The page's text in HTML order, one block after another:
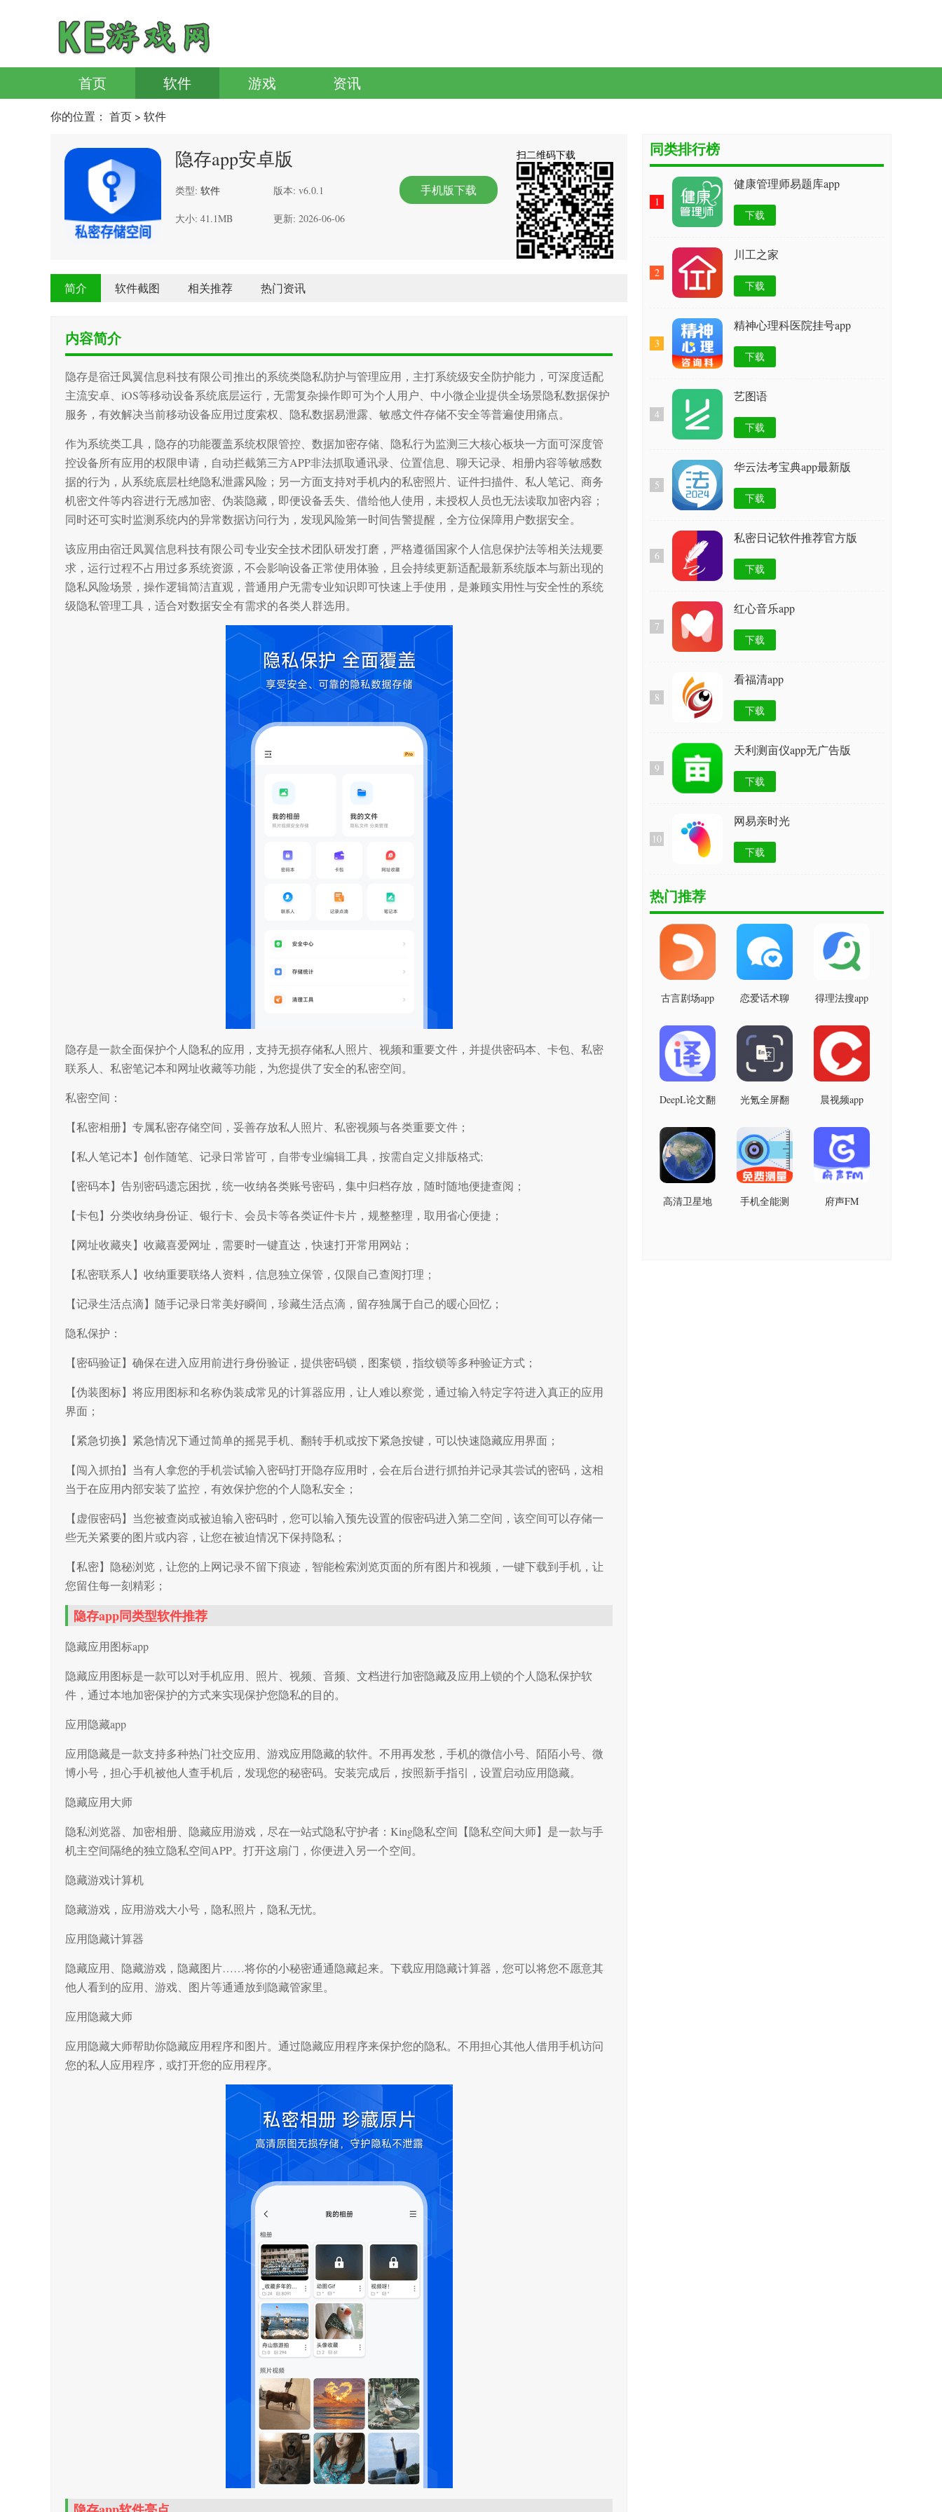
首页 软件 游戏 资讯
你的位置： 首页 > 软件
隐存app安卓版
类型: 软件 版本: v6.0.1
大小: 41.1MB 更新: 2026-06-06
手机版下载
扫二维码下载
简介 软件截图 相关推荐 热门资讯
内容简介
隐存是宿迁凤翼信息科技有限公司推出的系统类隐私防护与管理应用，主打系统级安全防护能力，可深度适配
主流安卓、iOS等移动设备系统底层运行，无需复杂操作即可为个人用户、中小微企业提供全场景隐私数据保护
服务，有效解决当前移动设备应用过度索权、隐私数据易泄露、敏感文件存储不安全等普遍使用痛点。
作为系统类工具，隐存的功能覆盖系统权限管控、数据加密存储、隐私行为监测三大核心板块一方面可深度管
控设备所有应用的权限申请，自动拦截第三方APP非法抓取通讯录、位置信息、聊天记录、相册内容等敏感数
据的行为，从系统底层杜绝隐私泄露风险；另一方面支持对手机内的私密照片、证件扫描件、私人笔记、商务
机密文件等内容进行无感加密、伪装隐藏，即便设备丢失、借给他人使用，未授权人员也无法读取加密内容；
同时还可实时监测系统内的异常数据访问行为，发现风险第一时间告警提醒，全方位保障用户数据安全。
该应用由宿迁凤翼信息科技有限公司专业安全技术团队研发打磨，严格遵循国家个人信息保护法等相关法规要
求，运行过程不占用过多系统资源，不会影响设备正常使用体验，且会持续更新适配最新系统版本与新出现的
隐私风险场景，操作逻辑简洁直观，普通用户无需专业知识即可快速上手使用，是兼顾实用性与安全性的系统
级隐私管理工具，适合对数据安全有需求的各类人群选用。
隐存是一款全面保护个人隐私的应用，支持无损存储私人照片、视频和重要文件，并提供密码本、卡包、私密
联系人、私密笔记本和网址收藏等功能，为您提供了安全的私密空间。
私密空间：
【私密相册】专属私密存储空间，妥善存放私人照片、私密视频与各类重要文件；
【私人笔记本】创作随笔、记录日常皆可，自带专业编辑工具，按需自定义排版格式;
【密码本】告别密码遗忘困扰，统一收纳各类账号密码，集中归档存放，随时随地便捷查阅；
【卡包】分类收纳身份证、银行卡、会员卡等各类证件卡片，规整整理，取用省心便捷；
【网址收藏夹】收藏喜爱网址，需要时一键直达，快速打开常用网站；
【私密联系人】收纳重要联络人资料，信息独立保管，仅限自己查阅打理；
【记录生活点滴】随手记录日常美好瞬间，珍藏生活点滴，留存独属于自己的暖心回忆；
隐私保护：
【密码验证】确保在进入应用前进行身份验证，提供密码锁，图案锁，指纹锁等多种验证方式；
【伪装图标】将应用图标和名称伪装成常见的计算器应用，让人难以察觉，通过输入特定字符进入真正的应用
界面；
【紧急切换】紧急情况下通过简单的摇晃手机、翻转手机或按下紧急按键，可以快速隐藏应用界面；
【闯入抓拍】当有人拿您的手机尝试输入密码打开隐存应用时，会在后台进行抓拍并记录其尝试的密码，这相
当于在应用内部安装了监控，有效保护您的个人隐私安全；
【虚假密码】当您被查岗或被迫输入密码时，您可以输入预先设置的假密码进入第二空间，该空间可以存储一
些无关紧要的图片或内容，让您在被迫情况下保持隐私；
【私密】隐秘浏览，让您的上网记录不留下痕迹，智能检索浏览页面的所有图片和视频，一键下载到手机，让
您留住每一刻精彩；
隐存app同类型软件推荐
隐藏应用图标app
隐藏应用图标是一款可以对手机应用、照片、视频、音频、文档进行加密隐藏及应用上锁的个人隐私保护软
件，通过本地加密保护的方式来实现保护您隐私的目的。
应用隐藏app
应用隐藏是一款支持多种热门社交应用、游戏应用隐藏的软件。不用再发愁，手机的微信小号、陌陌小号、微
博小号，担心手机被他人查手机后，发现您的秘密码。安装完成后，按照新手指引，设置启动应用隐藏。
隐藏应用大师
隐私浏览器、加密相册、隐藏应用游戏，尽在一站式隐私守护者：King隐私空间【隐私空间大师】是一款与手
机主空间隔绝的独立隐私空间APP。打开这扇门，你便进入另一个空间。
隐藏游戏计算机
隐藏游戏，应用游戏大小号，隐私照片，隐私无忧。
应用隐藏计算器
隐藏应用、隐藏游戏，隐藏图片……将你的小秘密通通隐藏起来。下载应用隐藏计算器，您可以将您不愿意其
他人看到的应用、游戏、图片等通通放到隐藏管家里。
应用隐藏大师
应用隐藏大师帮助你隐藏应用程序和图片。通过隐藏应用程序来保护您的隐私。不用担心其他人借用手机访问
您的私人应用程序，或打开您的应用程序。
同类排行榜
1
健康管理师易题库app
下载
2
川工之家
下载
3
精神心理科医院挂号app
下载
4
艺图语
下载
5
华云法考宝典app最新版
下载
6
私密日记软件推荐官方版
下载
7
红心音乐app
下载
8
看福清app
下载
9
天利测亩仪app无广告版
下载
10
网易亲时光
下载
热门推荐
古言剧场app
恋爱话术聊
卓版
得理法搜app
DeepL论文翻
光氪全屏翻
新版
晨视频app
高清卫星地
手机全能测
府声FM